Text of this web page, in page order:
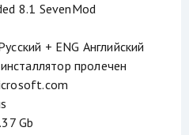
8.1 SevenMod
+ ENG Английский
пролечен
Gb